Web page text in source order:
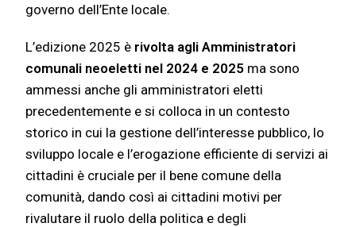
governo dell’Ente locale.
L’edizione 2025 è rivolta agli Amministratori
comunali neoeletti nel 2024 e 2025 ma sono
ammessi anche gli amministratori eletti
precedentemente esi colloca in un contesto
storico in cui la gestione dell’interesse pubblico, lo
sviluppo locale e l’erogazione efficiente di servizi ai
cittadini è cruciale per il bene comune della
comunità, dando così ai cittadini motivi per
rivalutare il ruolo della politica e degli